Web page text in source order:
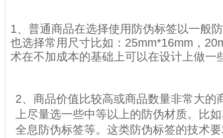
1、普通商品在选择使用防伪标签以一般
也选择常用尺寸比如：25mm*16mm，
术在不加成本的基础上可以在设计上做一
2、商品价值比较高或商品数量非常大的
上尽量选一些中等以上的防伪材质。比
全息防伪标签等。这类防伪标签的技术